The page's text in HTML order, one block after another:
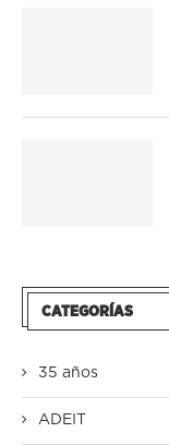
CATEGORÍAS
35 años
ADEIT